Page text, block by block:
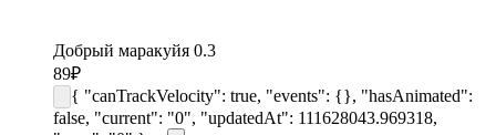
Добрый маракуйя 0.3
89₽
{ "canTrackVelocity": true, "events": {}, "hasAnimated":
false, "current": "0", "updatedAt": 111628043.969318,